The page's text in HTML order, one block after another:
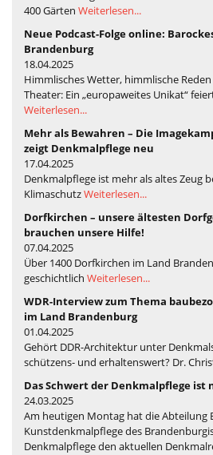
400 Gärten Weiterlesen...
Neue Podcast-Folge online:
Brandenburg
18.04.2025
Himmlisches Wetter, himmlische
Theater: Ein „europaweites Unikat“
Weiterlesen...
Mehr als Bewahren – Die
zeigt Denkmalpflege neu
17.04.2025
Denkmalpflege ist mehr als altes Zeug
KlimaschutzWeiterlesen...
Dorfkirchen – unsere ältesten
brauchen unsere Hilfe!
07.04.2025
Über 1400 Dorfkirchen im Land
geschichtlich Weiterlesen...
WDR-Interview zum Thema
im Land Brandenburg
01.04.2025
Gehört DDR-Architektur unter
schützens- und erhaltenswert? Dr.
Das Schwert der Denkmalpflege
24.03.2025
Am heutigen Montag hat die Abteilung
Kunstdenkmalpflege des
Denkmalpflege den aktuellen